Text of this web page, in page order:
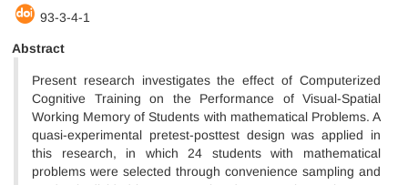
93-3-4-1
Abstract
Present research investigates the effect of Computerized
Cognitive Training on the Performance of Visual-Spatial
Working Memory of Students with mathematical Problems. A
quasi-experimental pretest-posttest design was applied in
this research, in which 24 students with mathematical
problems were selected through convenience sampling and